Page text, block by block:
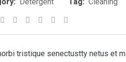
StumbleUpon
TumblrPinterestRedditShare
via
tristique senectustty netus et